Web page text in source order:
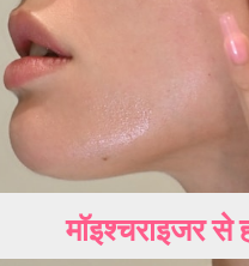
मॉइश्चराइजर